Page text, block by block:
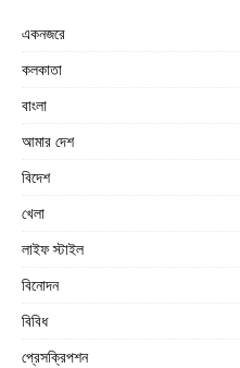
একনজরে
কলকাতা
বাংলা
আমার দেশ
বিদেশ
খেলা
লাইফ স্টাইল
বিনোদন
বিবিধ
প্রেসক্রিপশন